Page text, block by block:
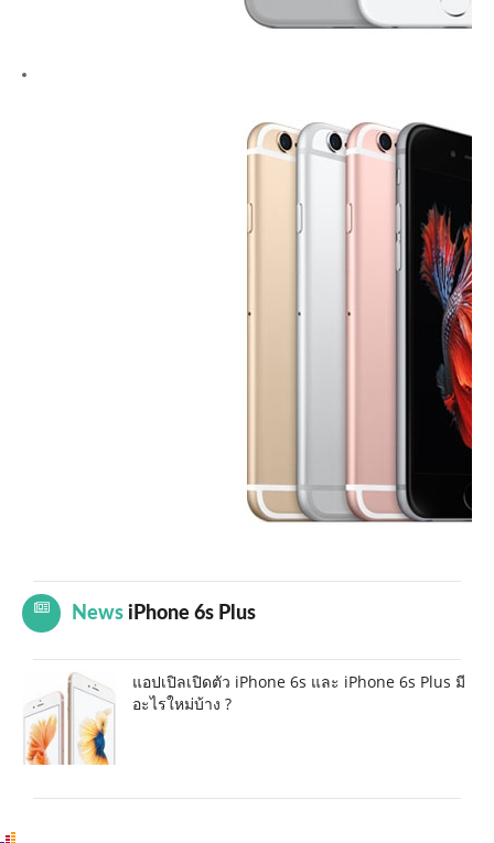
News iPhone 6s Plus
แอปเปิลเปิดตัว iPhone 6s และ iPhone 6s Plus มี
อะไรใหม่บ้าง ?